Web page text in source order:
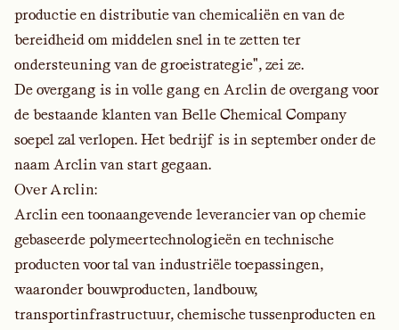
productie en distributie van chemicaliën en van de
bereidheid om middelen snel in te zetten ter
ondersteuning van de groeistrategie", zei ze.
De overgang is in volle gang en Arclin de overgang voor
de bestaande klanten van Belle Chemical Company
soepel zal verlopen. Het bedrijf is in september onder de
naam Arclin van start gegaan.
Over Arclin:
Arclin een toonaangevende leverancier van op chemie
gebaseerde polymeertechnologieën en technische
producten voor tal van industriële toepassingen,
waaronder bouwproducten, landbouw,
transportinfrastructuur, chemische tussenproducten en